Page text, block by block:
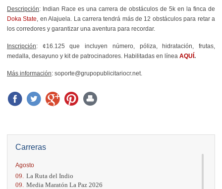
Carreras
Agosto
09. La Ruta del Indio
09. Media Maratón La Paz 2026
Descripción: Indian Race es una carrera de obstáculos de 5k en la finca de
Doka State , en Alajuela. La carrera tendrá más de 12 obstáculos para retar a
los corredores y garantizar una aventura para recordar.
Inscripción: ¢16.125 que incluyen número, póliza, hidratación, frutas,
medalla, desayuno y kit de patrocinadores. Habilitadas en línea AQUÍ.
Más información: soporte@grupopublicitariocr.net.